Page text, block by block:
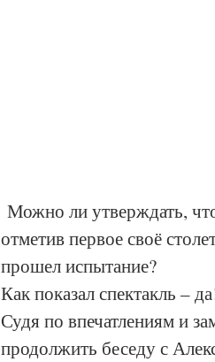
Можно ли утверждать,
отметив первое своё
прошел испытание?
Как показал спектакль –
Судя по впечатлениям и
продолжить беседу с